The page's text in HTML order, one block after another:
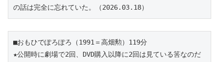
の話は完全に忘れていた。（2026.03.18）
■おもひでぽろぽろ（1991＝高畑勲）119分
★公開時に劇場で2回、DVD購入以降に2回は見ている筈なのだ